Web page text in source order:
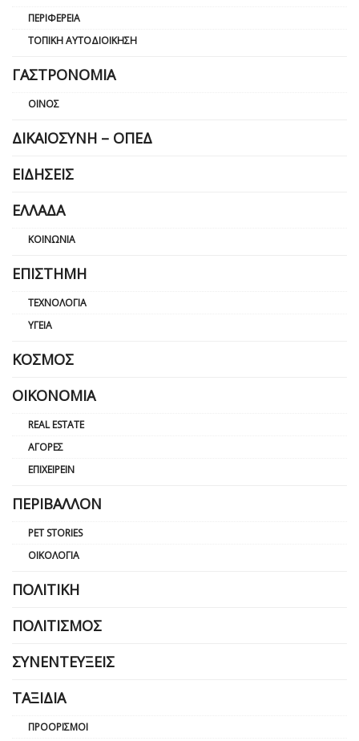
ΠΕΡΙΦΈΡΕΙΑ
ΤΟΠΙΚΉ ΑΥΤΟΔΙΟΊΚΗΣΗ
ΓΑΣΤΡΟΝΟΜΊΑ
ΟΊΝΟΣ
ΔΙΚΑΙΟΣΎΝΗ – ΟΠΕΔ
ΕΙΔΉΣΕΙΣ
ΕΛΛΆΔΑ
ΚΟΙΝΩΝΊΑ
ΕΠΙΣΤΉΜΗ
ΤΕΧΝΟΛΟΓΊΑ
ΥΓΕΊΑ
ΚΌΣΜΟΣ
ΟΙΚΟΝΟΜΊΑ
REAL ESTATE
ΑΓΟΡΈΣ
ΕΠΙΧΕΙΡΕΊΝ
ΠΕΡΙΒΆΛΛΟΝ
PET STORIES
ΟΙΚΟΛΟΓΊΑ
ΠΟΛΙΤΙΚΉ
ΠΟΛΙΤΙΣΜΌΣ
ΣΥΝΕΝΤΕΎΞΕΙΣ
ΤΑΞΊΔΙΑ
ΠΡΟΟΡΙΣΜΟΊ